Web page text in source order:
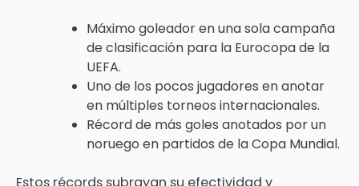
Máximo goleador en una sola campaña
de clasificación para la Eurocopa de la
UEFA.
Uno de los pocos jugadores en anotar
en múltiples torneos internacionales.
Récord de más goles anotados por un
noruego en partidos de la Copa Mundial.